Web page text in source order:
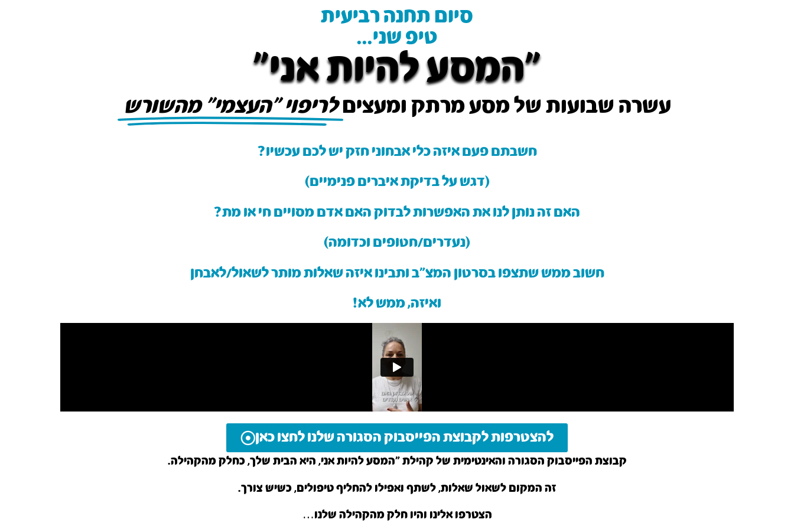
סיום תחנה רביעית
טיפ שני...
״המסע להיות אני״
עשרה שבועות של מסע מרתק ומעציםלריפוי ״העצמי״ מהשורש
חשבתם פעם איזה כלי אבחוני חזק יש לכם עכשיו?
(דגש על בדיקת איברים פנימיים)
האם זה נותן לנו את האפשרות לבדוק האם אדם מסויים חי או מת?
(נעדרים/חטופים וכדומה)
חשוב ממש שתצפו בסרטון המצ״ב ותבינו איזה שאלות מותר לשאול/לאבחן
ואיזה, ממש לא!
להצטרפות לקבוצת הפייסבוק הסגורה שלנו לחצו כאן
קבוצת הפייסבוק הסגורה והאינטימית של קהילת ״המסע להיות אני, היא הבית שלך, כחלק מהקהילה.
זה המקום לשאול שאלות, לשתף ואפילו להחליף טיפולים, כשיש צורך.
הצטרפו אלינו והיו חלק מהקהילה שלנו…